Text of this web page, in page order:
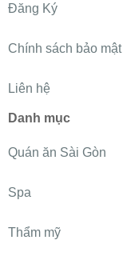
Đăng Ký
Chính sách bảo mật
Liên hệ
Danh mục
Quán ăn Sài Gòn
Spa
Thẩm mỹ